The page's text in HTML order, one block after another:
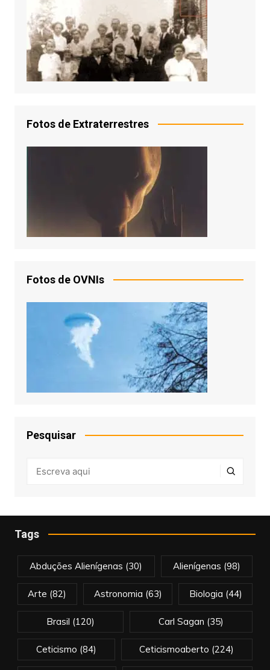
Fotos de Extraterrestres
Fotos de OVNIs
Pesquisar
Tags
Abduções Alienígenas (30) Alienígenas (98)
Arte (82) Astronomia (63) Biologia (44)
Brasil (120) Carl Sagan (35)
Ceticismo (84) Ceticismoaberto (224)